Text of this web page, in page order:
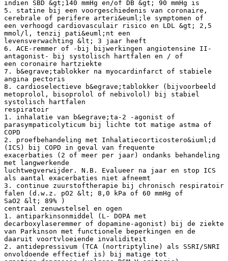
indien SBD &gt;140 mmHg en/of DB &gt; 90 mmHg is
5. statine bij een voorgeschiedenis van coronaire,
cerebrale of perifere arteri&euml;le symptomen of
een verhoogd cardiovasculair risico en LDL &gt; 2,5
mmol/l, tenzij pati&euml;nt een
levensverwachting &lt; 3 jaar heeft
6. ACE-remmer of -bij bijwerkingen angiotensine II-
antagonist- bij systolisch hartfalen en / of
een coronaire hartziekte
7. b&egrave;tablokker na myocardinfarct of stabiele
angina pectoris
8. cardioselectieve b&egrave;tablokker (bijvoorbeeld
metoprolol, bisoprolol of nebivolol) bij stabiel
systolisch hartfalen
respiratoir
1. inhalatie van b&egrave;ta-2 -agonist of
parasympaticolyticum bij lichte tot matige astma of
COPD
2. proefbehandeling met Inhalatiecorticostero&iuml;d
(ICS) bij COPD in geval van frequente
exacerbaties (2 of meer per jaar) ondanks behandeling
met langwerkende
luchtwegverwijder. N.B. Evalueer na jaar en stop ICS
als aantal exacerbaties niet afneemt
3. continue zuurstoftherapie bij chronisch respiratoir
falen (d.w.z. pO2 &lt; 8,0 kPa of 60 mmHg of
SaO2 &lt; 89% )
centraal zenuwstelsel en ogen
1. antiparkinsonmiddel (L- DOPA met
decarboxylaseremmer of dopamine-agonist) bij de ziekte
van Parkinson met functionele beperkingen en de
daaruit voortvloeiende invaliditeit
2. antidepressivum (TCA (nortriptyline) als SSRI/SNRI
onvoldoende effectief is) bij matige tot